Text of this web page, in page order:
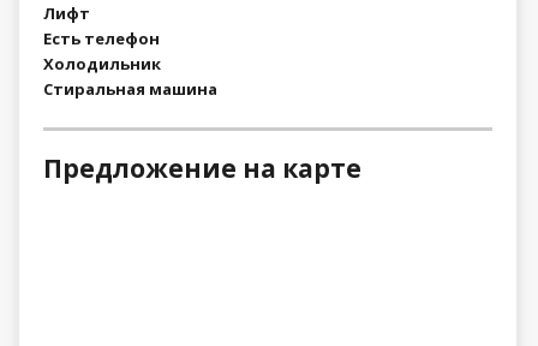
Лифт
Есть телефон
Холодильник
Стиральная машина
Предложение на карте